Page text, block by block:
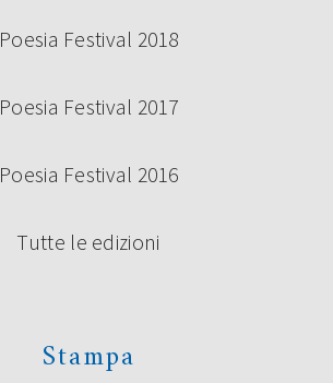
Poesia Festival 2018
Poesia Festival 2017
Poesia Festival 2016
Tutte le edizioni
Stampa